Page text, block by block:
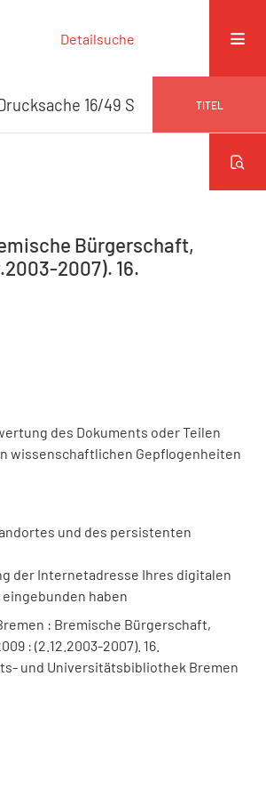
Detailsuche
16/49 S TITEL
Bürgerschaft,
2007). 16.
des Dokuments oder Teilen
wissenschaftlichen Gepflogenheiten
und des persistenten
der Internetadresse Ihres digitalen
haben
: Bremische Bürgerschaft,
: (2.12.2003-2007). 16.
und Universitätsbibliothek Bremen